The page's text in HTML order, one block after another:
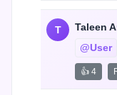
T Taleen
@User
👍 4